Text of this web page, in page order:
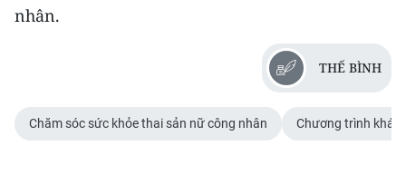
nhân.
THẾ BÌNH
Chăm sóc sức khỏe thai sản nữ công nhân Chương trình